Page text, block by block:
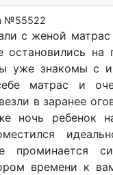
№55522
с женой матрас
остановились на
уже знакомы с
матрас и
в заранее
ночь ребенок
проминается
времени к